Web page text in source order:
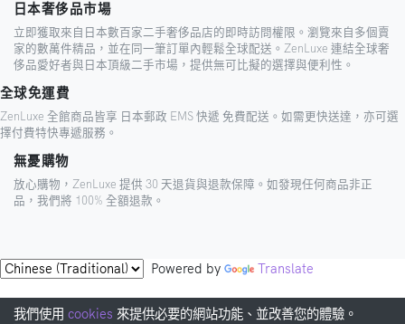
日本奢侈品市場
立即獲取來自日本數百家二手奢侈品店的即時訪問權限。瀏覽來自多個賣
家的數萬件精品，並在同一筆訂單內輕鬆全球配送。ZenLuxe 連結全球奢
侈品愛好者與日本頂級二手市場，提供無可比擬的選擇與便利性。
全球免運費
ZenLuxe 全館商品皆享 日本郵政 EMS 快遞 免費配送。如需更快送達，亦可選
擇付費特快專遞服務。
無憂購物
放心購物，ZenLuxe 提供 30 天退貨與退款保障。如發現任何商品非正
品，我們將 100% 全額退款。
Powered by Translate
我們使用 cookies 來提供必要的網站功能、並改善您的體驗。